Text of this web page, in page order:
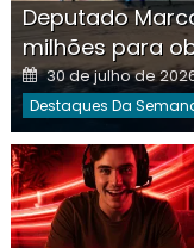
Deputado
milhões para
Posted
on
30 de julho de
Destaques Da